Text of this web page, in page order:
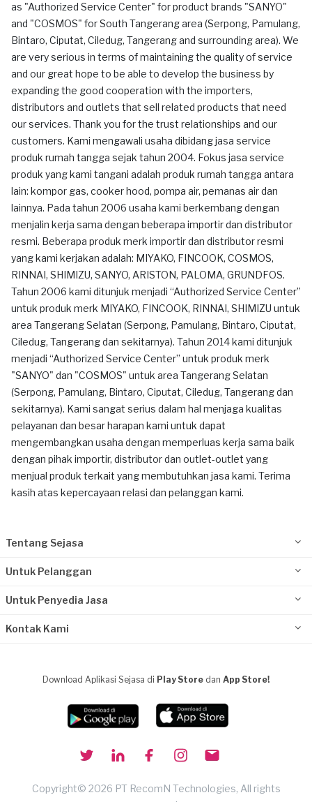
as "Authorized Service Center" for product brands "SANYO"
and "COSMOS" for South Tangerang area (Serpong, Pamulang,
Bintaro, Ciputat, Ciledug, Tangerang and surrounding area). We
are very serious in terms of maintaining the quality of service
and our great hope to be able to develop the business by
expanding the good cooperation with the importers,
distributors and outlets that sell related products that need
our services. Thank you for the trust relationships and our
customers. Kami mengawali usaha dibidang jasa service
produk rumah tangga sejak tahun 2004. Fokus jasa service
produk yang kami tangani adalah produk rumah tangga antara
lain: kompor gas, cooker hood, pompa air, pemanas air dan
lainnya. Pada tahun 2006 usaha kami berkembang dengan
menjalin kerja sama dengan beberapa importir dan distributor
resmi. Beberapa produk merk importir dan distributor resmi
yang kami kerjakan adalah: MIYAKO, FINCOOK, COSMOS,
RINNAI, SHIMIZU, SANYO, ARISTON, PALOMA, GRUNDFOS.
Tahun 2006 kami ditunjuk menjadi “Authorized Service Center”
untuk produk merk MIYAKO, FINCOOK, RINNAI, SHIMIZU untuk
area Tangerang Selatan (Serpong, Pamulang, Bintaro, Ciputat,
Ciledug, Tangerang dan sekitarnya). Tahun 2014 kami ditunjuk
menjadi “Authorized Service Center” untuk produk merk
"SANYO" dan "COSMOS" untuk area Tangerang Selatan
(Serpong, Pamulang, Bintaro, Ciputat, Ciledug, Tangerang dan
sekitarnya). Kami sangat serius dalam hal menjaga kualitas
pelayanan dan besar harapan kami untuk dapat
mengembangkan usaha dengan memperluas kerja sama baik
dengan pihak importir, distributor dan outlet-outlet yang
menjual produk terkait yang membutuhkan jasa kami. Terima
kasih atas kepercayaan relasi dan pelanggan kami.
Tentang Sejasa
Untuk Pelanggan
Untuk Penyedia Jasa
Kontak Kami
Download Aplikasi Sejasa di Play Store dan App Store!
Copyright© 2026 PT RecomN Technologies, All rights